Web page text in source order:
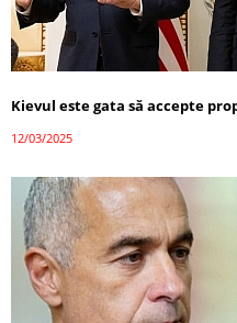
Kievul este gata să accepte
12/03/2025